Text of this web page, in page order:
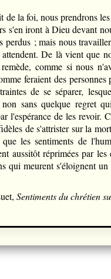
la foi, nous prendrons
s'en iront à Dieu devant
perdus ; mais nous
De là vient que
comme si nous
feraient des personnes
de se séparer,
sans quelque regret
l'espérance de les revoir.
de s'attrister sur la
les sentiments de
aussitôt réprimées par
qui meurent s'éloignent
Sentiments du chrétien